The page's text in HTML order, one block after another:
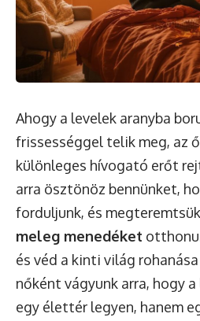
Ahogy a levelek aranyba
frissességgel telik meg, az
különleges hívogató erőt
arra ösztönöz bennünket,
forduljunk, és
meleg menedéket
és véd a kinti világ
nőként vágyunk arra, hogy
egy élettér legyen, hanem